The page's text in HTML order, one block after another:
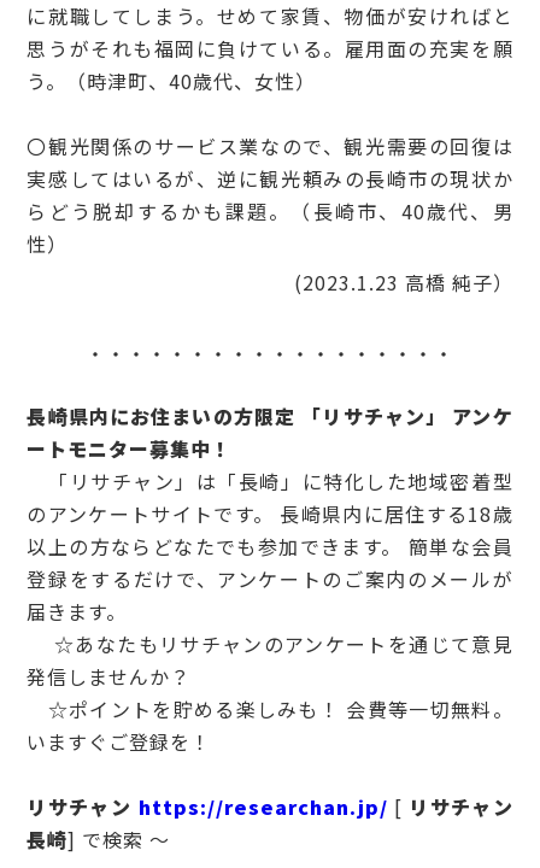
に就職してしまう。せめて家賃、物価が安ければと
思うがそれも福岡に負けている。雇用面の充実を願
う。（時津町、40歳代、女性）
〇観光関係のサービス業なので、観光需要の回復は
実感してはいるが、逆に観光頼みの長崎市の現状か
らどう脱却するかも課題。（長崎市、40歳代、男
性）
(2023.1.23 高橋 純子）
・・・・・・・・・・・・・・・・・・
長崎県内にお住まいの方限定 「リサチャン」 アンケ
ートモニター募集中！
「リサチャン」は「長崎」に特化した地域密着型
のアンケートサイトです。 長崎県内に居住する18歳
以上の方ならどなたでも参加できます。 簡単な会員
登録をするだけで、アンケートのご案内のメールが
届きます。
☆あなたもリサチャンのアンケートを通じて意見
発信しませんか？
☆ポイントを貯める楽しみも！ 会費等一切無料。
いますぐご登録を！
リサチャン https://researchan.jp/ [ リサチャン
長崎] で検索 ～